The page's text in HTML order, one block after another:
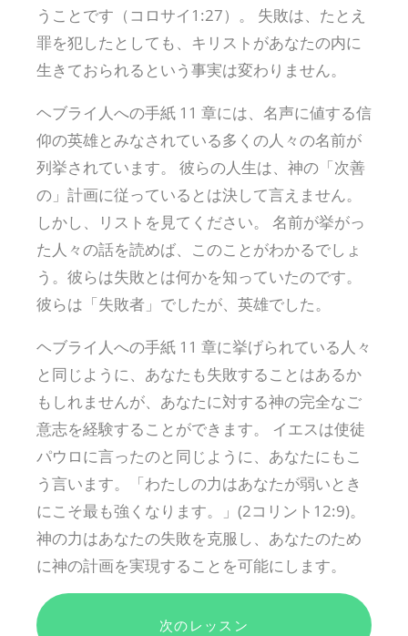
うことです（コロサイ1:27）。 失敗は、たとえ
罪を犯したとしても、キリストがあなたの内に
生きておられるという事実は変わりません。
ヘブライ人への手紙 11 章には、名声に値する信
仰の英雄とみなされている多くの人々の名前が
列挙されています。 彼らの人生は、神の「次善
の」計画に従っているとは決して言えません。
しかし、リストを見てください。 名前が挙がっ
た人々の話を読めば、このことがわかるでしょ
う。彼らは失敗とは何かを知っていたのです。
彼らは「失敗者」でしたが、英雄でした。
ヘブライ人への手紙 11 章に挙げられている人々
と同じように、あなたも失敗することはあるか
もしれませんが、あなたに対する神の完全なご
意志を経験することができます。 イエスは使徒
パウロに言ったのと同じように、あなたにもこ
う言います。「わたしの力はあなたが弱いとき
にこそ最も強くなります。」(2コリント12:9)。
神の力はあなたの失敗を克服し、あなたのため
に神の計画を実現することを可能にします。
次のレッスン